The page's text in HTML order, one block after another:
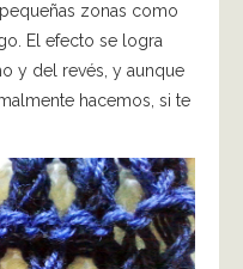
zonas como
El efecto se logra
y del revés, y aunque
hacemos, si te